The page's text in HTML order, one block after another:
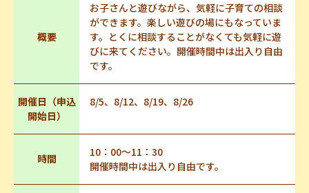
概要
お子さんと遊びながら、気軽に子育ての相談
ができます。楽しい遊びの場にもなっていま
す。とくに相談することがなくても気軽に遊
びに来てください。開催時間中は出入り自由
です。
開催日（申込
開始日）
8/5、8/12、8/19、8/26
時間
10：00～11：30
開催時間中は出入り自由です。